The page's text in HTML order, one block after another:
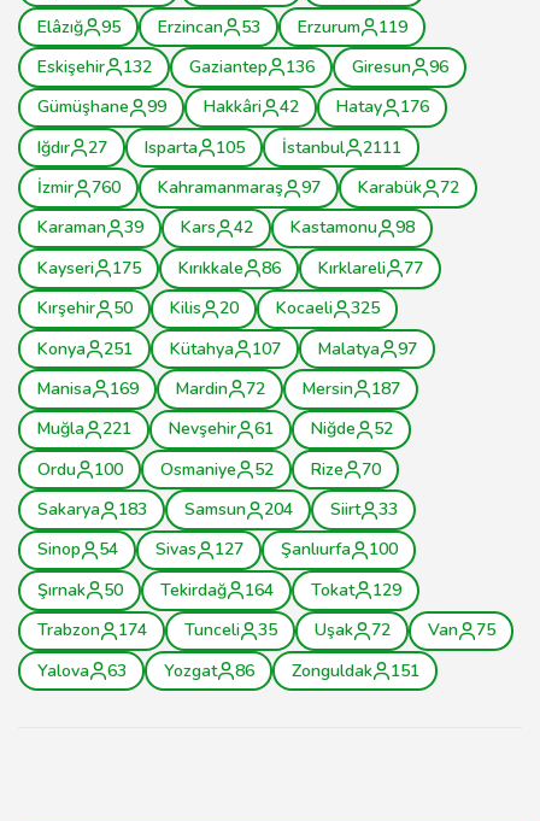
Elâzığ
95 Erzincan 53 Erzurum
119
Eskişehir
132 Gaziantep 136 Giresun
96
Gümüşhane
99 Hakkâri 42 Hatay
176
Iğdır
27 Isparta 105 İstanbul
2111
İzmir
760 Kahramanmaraş 97 Karabük
72
Karaman
39 Kars 42 Kastamonu
98
Kayseri
175 Kırıkkale 86 Kırklareli
77
Kırşehir
50 Kilis 20 Kocaeli
325
Konya
251 Kütahya 107 Malatya
97
Manisa
169 Mardin 72 Mersin
187
Muğla
221 Nevşehir 61 Niğde
52
Ordu
100 Osmaniye 52 Rize
70
Sakarya
183 Samsun 204 Siirt
33
Sinop
54 Sivas 127 Şanlıurfa
100
Şırnak
50 Tekirdağ 164 Tokat
129
Trabzon
174 Tunceli 35 Uşak 72 Van
75
Yalova
63 Yozgat 86 Zonguldak 151